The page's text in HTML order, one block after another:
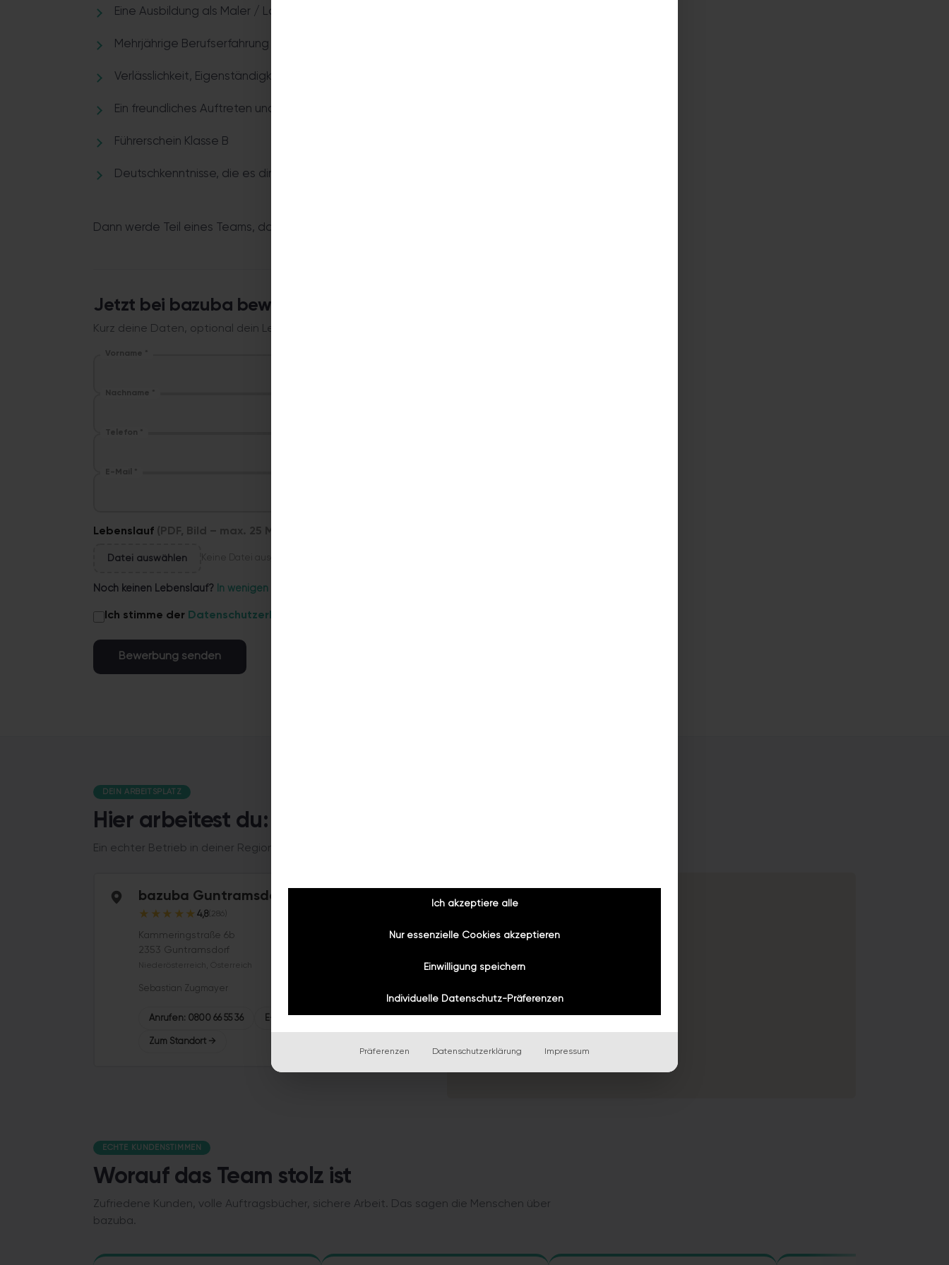
Eine Ausbildung als Maler / Lackierer ist ein Plus, aber kein Muss
Mehrjährige Berufserfahrung im handwerklichen Bereich ist ein Plus
Verlässlichkeit, Eigenständigkeit und Teamgeist
Ein freundliches Auftreten und Sinn für Qualität
Führerschein Klasse B
Deutschkenntnisse, die es dir ermöglichen mit Kunden und Kollegen klar zu kommunizieren
Dann werde Teil eines Teams, das mit Leidenschaft arbeitet und Bäder zum Wohlfühlen schafft.
Jetzt bei bazuba bewerben
Kurz deine Daten, optional dein Lebenslauf. Wir melden uns persönlich zurück.
Vorname *
Nachname *
Telefon *
E-Mail *
Lebenslauf (PDF, Bild – max. 25 MB)
Datei auswählen
Noch keinen Lebenslauf? In wenigen Minuten kostenlos einen als PDF erstellen →
Ich stimme der Datenschutzerklärung
Bewerbung senden
DEIN ARBEITSPLATZ
Hier arbeitest du: bazuba Guntramsdorf
Ein echter Betrieb in deiner Region, kein anonymes Großunternehmen. So findest du uns.
bazuba Guntramsdorf
★ ★ ★ ★ ★4,8 (286)
Kammeringstraße 6b
2353 Guntramsdorf
Sebastian Zugmayer
Anrufen: 0800 66 55 36 E-Mail:karriere@bazuba.at
Zum Standort →
ECHTE KUNDENSTIMMEN
Worauf das Team stolz ist
Zufriedene Kunden, volle Auftragsbücher, sichere Arbeit. Das sagen die Menschen über
bazuba.
Ich akzeptiere alle
Nur essenzielle Cookies akzeptieren
Einwilligung speichern
Individuelle Datenschutz-Präferenzen
Präferenzen Datenschutzerklärung Impressum